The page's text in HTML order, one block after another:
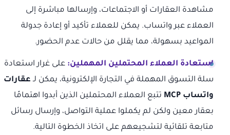
مشاهدة العقارات أو الاجتماعات، وإرسالها مباشرة إلى
العملاء عبر واتساب. يمكن للعملاء تأكيد أو إعادة جدولة
المواعيد بسهولة، مما يقلل من حالات عدم الحضور.
استعادة العملاء المحتملين المهملين: على غرار استعادة
سلة التسوق المهملة في التجارة الإلكترونية، يمكن لـ عقارات
واتساب MCP
تتبع العملاء المحتملين الذين أبدوا اهتمامًا
بعقار معين ولكن لم يكملوا عملية التواصل، وإرسال رسائل
متابعة تلقائية لتشجيعهم على اتخاذ الخطوة التالية.